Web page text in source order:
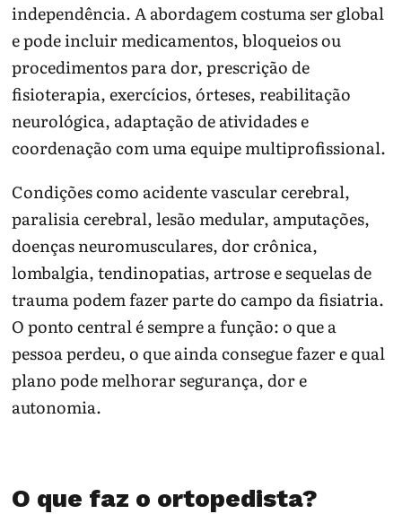
independência. A abordagem costuma ser global
e pode incluir medicamentos, bloqueios ou
procedimentos para dor, prescrição de
fisioterapia, exercícios, órteses, reabilitação
neurológica, adaptação de atividades e
coordenação com uma equipe multiprofissional.
Condições como acidente vascular cerebral,
paralisia cerebral, lesão medular, amputações,
doenças neuromusculares, dor crônica,
lombalgia, tendinopatias, artrose e sequelas de
trauma podem fazer parte do campo da fisiatria.
O ponto central é sempre a função: o que a
pessoa perdeu, o que ainda consegue fazer e qual
plano pode melhorar segurança, dor e
autonomia.
O que faz o ortopedista?